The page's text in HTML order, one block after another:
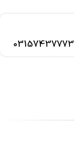
03157437773